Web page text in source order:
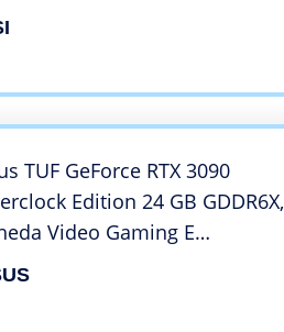
4 x 8, 128-bit, 3x DP v
TUF GeForce RTX 3090
Edition 24 GB GDDR6X,
Video Gaming E
Con Dissipatore